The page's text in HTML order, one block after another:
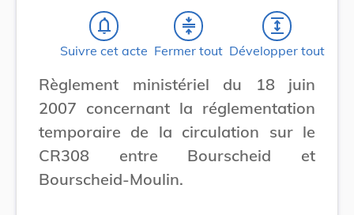
notifications_none
Suivre cet acte
compress
Fermer tout
expand
Développer tout
Règlement ministériel du 18 juin
2007 concernant la réglementation
temporaire de la circulation sur le
CR308 entre Bourscheid et
Bourscheid-Moulin.